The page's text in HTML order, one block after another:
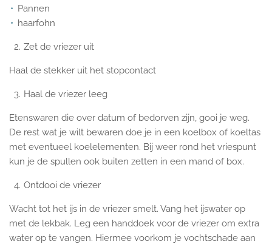
Pannen
haarfohn
Zet de vriezer uit
Haal de stekker uit het stopcontact
Haal de vriezer leeg
Etenswaren die over datum of bedorven zijn, gooi je weg.
De rest wat je wilt bewaren doe je in een koelbox of koeltas
met eventueel koelelementen. Bij weer rond het vriespunt
kun je de spullen ook buiten zetten in een mand of box.
Ontdooi de vriezer
Wacht tot het ijs in de vriezer smelt. Vang het ijswater op
met de lekbak. Leg een handdoek voor de vriezer om extra
water op te vangen. Hiermee voorkom je vochtschade aan